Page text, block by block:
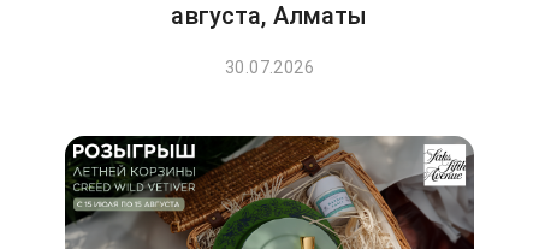
августа, Алматы
30.07.2026